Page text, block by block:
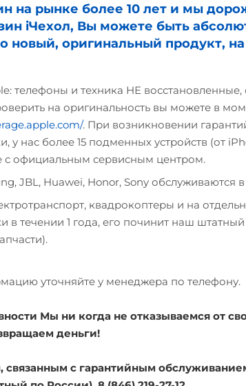
на рынке более 10 лет и мы
iЧехол, Вы можете быть
новый, оригинальный продукт,
телефоны и техника НЕ
на оригинальность вы можете в
. При возникновении
у нас более 15 подменных устройств (от
с официальным сервисным центром.
JBL, Huawei, Honor, Sony
квадрокоптеры и на
в течении 1 года, его починит наш
уточняйте у менеджера по телефону.
Мы ни когда не отказываемся от
деньги!
связанным с гарантийным